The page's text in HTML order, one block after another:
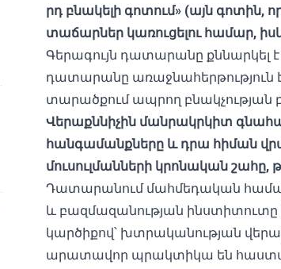
րդ բնակելի գոտում» (այն
տաճարներ կառուցելու համար,
Գերագույն դատարանը քննարկել
դատարանը առաջնահերթություն
տարածքում ապրող բնակչության
Վերաքննիչին մանրակրկիտ
հանգամանքները և դրա հիման վրա
մուսուլմանների կրոնական շահը,
Դատարանում մահմեդական
և բազմազանության ինստիտուտը
կարծիքով՝ խտրականության
արատավոր պրակտիկա են